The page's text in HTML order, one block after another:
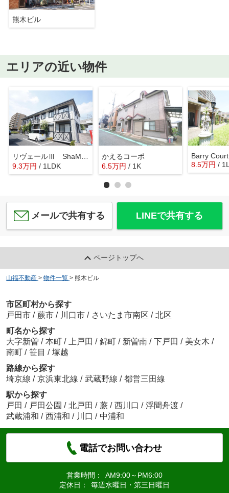
熊木ビル
エリアの近い物件
9.3万円 / 1LDK
かえるコーポ
6.5万円 / 1K
Barry Court
8.5万円 /
メールで共有する LINEで共有する
ページトップへ
山福不動産 > 物件一覧 > 熊木ビル
市区町村から探す
戸田市 / 蕨市 / 川口市 / さいたま市南区 / 北区
町名から探す
大字新曽 / 本町 / 上戸田 / 錦町 / 新曽南 / 下戸田 / 美女木 /
南町 / 笹目 / 塚越
路線から探す
埼京線 / 京浜東北線 / 武蔵野線 / 都営三田線
駅から探す
戸田 / 戸田公園 / 北戸田 / 蕨 / 西川口 / 浮間舟渡 /
武蔵浦和 / 西浦和 / 川口 / 中浦和
電話でお問い合わせ
営業時間：
AM9:00～PM6:00
定休日：
毎週水曜日・第三日曜日